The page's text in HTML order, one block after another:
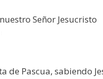
Señor Jesucristo
de Pascua, sabiendo